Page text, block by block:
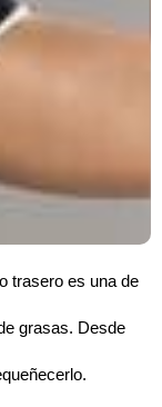
trasero es una de
grasas. Desde